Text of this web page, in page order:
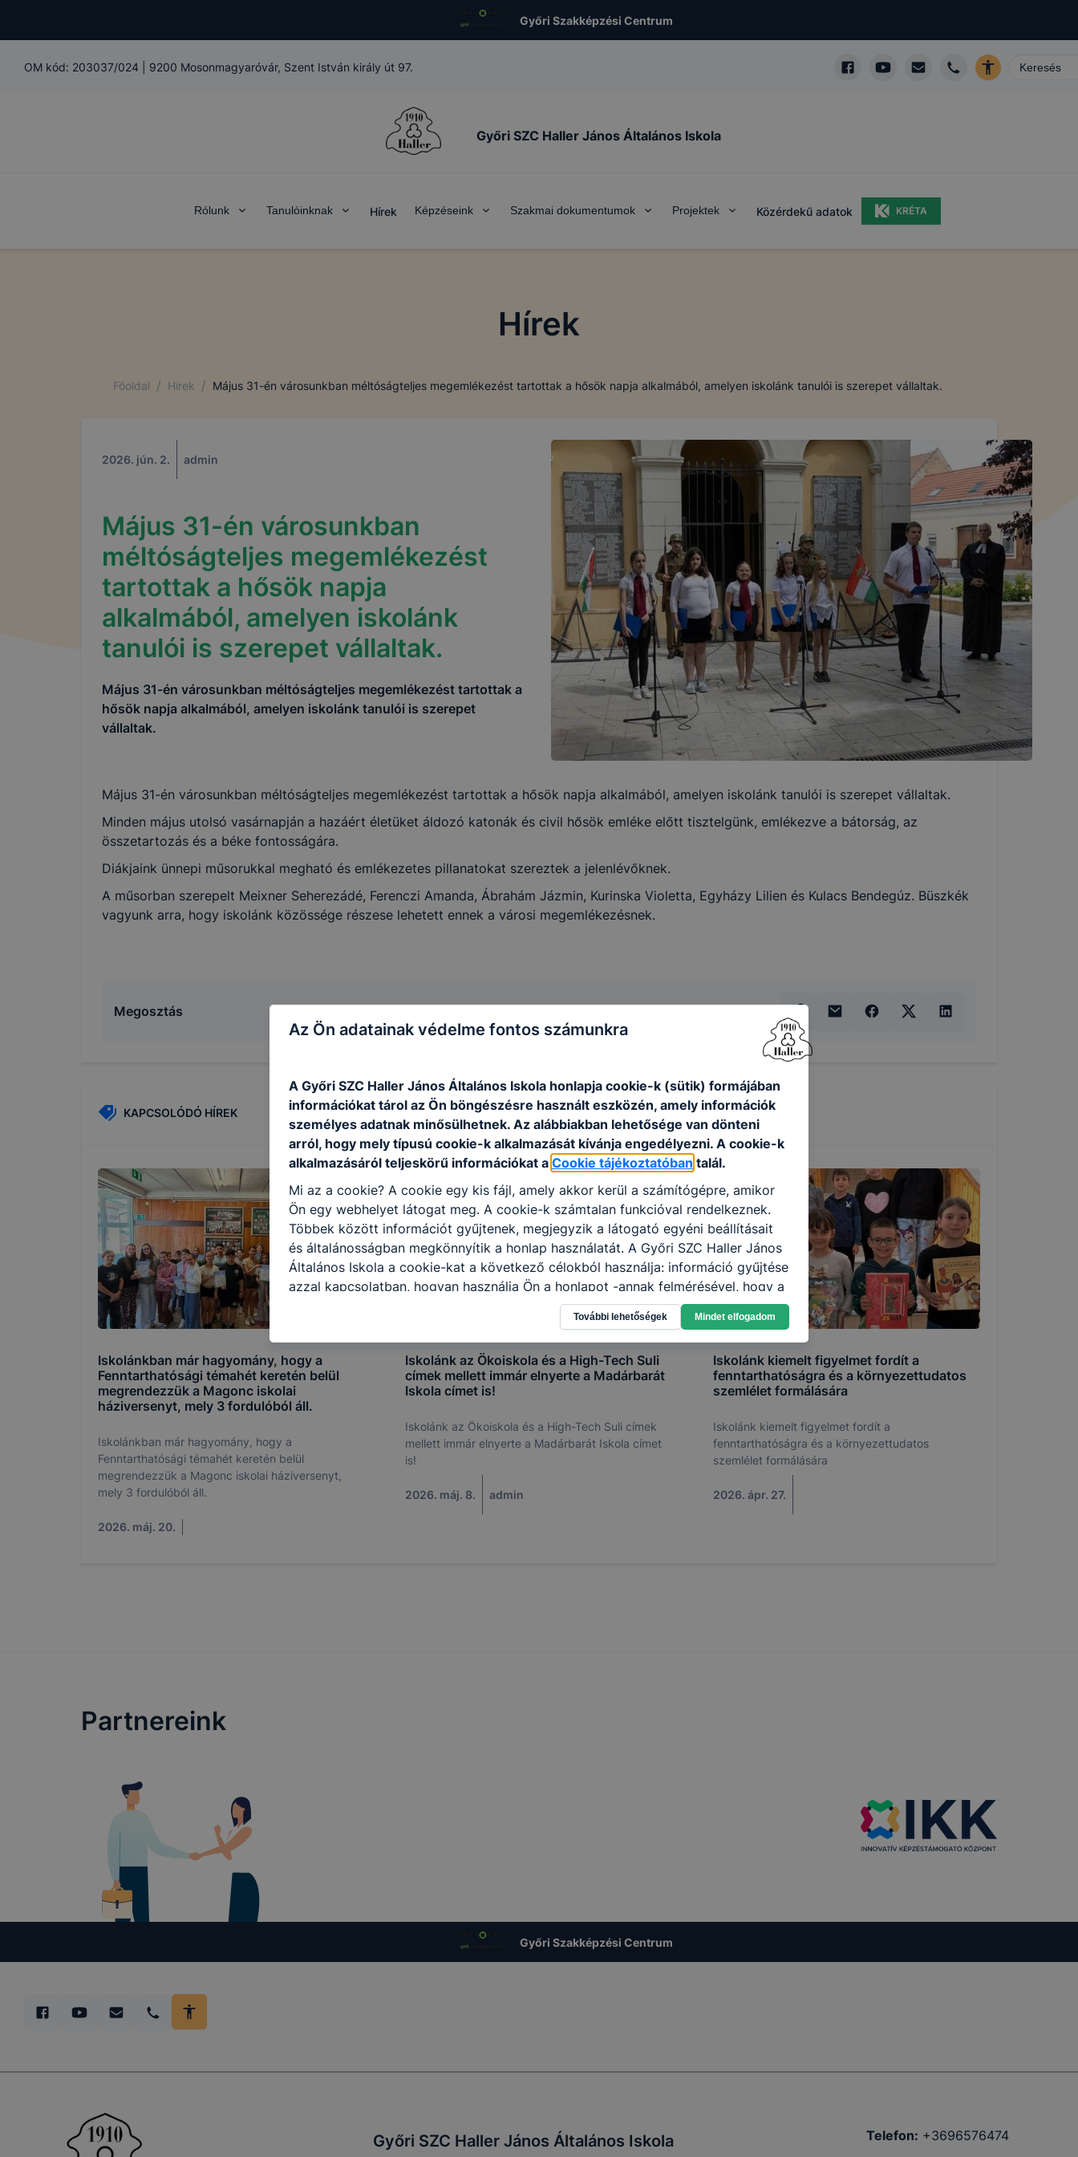
Győri Szakképzési Centrum
OM kód: 203037/024 9200 Mosonmagyaróvár, Szent István király út 97.
Győri SZC Haller János Általános Iskola
Rólunk Tanulóinknak Hírek Képzéseink Szakmai dokumentumok Projektek Közérdekű adatok KRÉTA
Hírek
Főoldal / Hírek / Május 31-én városunkban méltóságteljes megemlékezést tartottak a hősök napja alkalmából, amelyen iskolánk tanulói is szerepet vállaltak.
2026. jún. 2. admin
Május 31-én városunkban
méltóságteljes megemlékezést
tartottak a hősök napja
alkalmából, amelyen iskolánk
tanulói is szerepet vállaltak.
Május 31-én városunkban méltóságteljes megemlékezést tartottak a
hősök napja alkalmából, amelyen iskolánk tanulói is szerepet
vállaltak.
Május 31-én városunkban méltóságteljes megemlékezést tartottak a hősök napja alkalmából, amelyen iskolánk tanulói is szerepet vállaltak.
Minden május utolsó vasárnapján a hazáért életüket áldozó katonák és civil hősök emléke előtt tisztelgünk, emlékezve a bátorság, az
összetartozás és a béke fontosságára.
Diákjaink ünnepi műsorukkal megható és emlékezetes pillanatokat szereztek a jelenlévőknek.
A műsorban szerepelt Meixner Seherezádé, Ferenczi Amanda, Ábrahám Jázmin, Kurinska Violetta, Egyházy Lilien és Kulacs Bendegúz. Büszkék
vagyunk arra, hogy iskolánk közössége részese lehetett ennek a városi megemlékezésnek.
Megosztás
KAPCSOLÓDÓ HÍREK
Iskolánkban már hagyomány, hogy a
Fenntarthatósági témahét keretén belül
megrendezzük a Magonc iskolai
háziversenyt, mely 3 fordulóból áll.
Iskolánkban már hagyomány, hogy a
Fenntarthatósági témahét keretén belül
megrendezzük a Magonc iskolai háziversenyt,
mely 3 fordulóból áll.
2026. máj. 20.
Iskolánk az Ökoiskola és a High-Tech Suli
címek mellett immár elnyerte a Madárbarát
Iskola címet is!
Iskolánk az Ökoiskola és a High-Tech Suli címek
mellett immár elnyerte a Madárbarát Iskola címet
is!
2026. máj. 8. admin
Iskolánk kiemelt figyelmet fordít a
fenntarthatóságra és a környezettudatos
szemlélet formálására
Iskolánk kiemelt figyelmet fordít a
fenntarthatóságra és a környezettudatos
szemlélet formálására
2026. ápr. 27.
Partnereink
Győri Szakképzési Centrum
Győri SZC Haller János Általános Iskola Telefon: +3696576474
Az Ön adatainak védelme fontos számunkra
A Győri SZC Haller János Általános Iskola honlapja cookie-k (sütik) formájában
információkat tárol az Ön böngészésre használt eszközén, amely információk
személyes adatnak minősülhetnek. Az alábbiakban lehetősége van dönteni
arról, hogy mely típusú cookie-k alkalmazását kívánja engedélyezni. A cookie-k
alkalmazásáról teljeskörű információkat a Cookie tájékoztatóban talál.
Mi az a cookie? A cookie egy kis fájl, amely akkor kerül a számítógépre, amikor
Ön egy webhelyet látogat meg. A cookie-k számtalan funkcióval rendelkeznek.
Többek között információt gyűjtenek, megjegyzik a látogató egyéni beállításait
és általánosságban megkönnyítik a honlap használatát. A Győri SZC Haller János
Általános Iskola a cookie-kat a következő célokból használja: információ gyűjtése
azzal kapcsolatban, hogyan használja Ön a honlapot -annak felmérésével, hogy a
honlap melyik részeit látogatja, vagy használja leginkább, így megtudhatjuk,
hogyan biztosítsunk Önnek még jobb felhasználói élményt, ha ismét meglátogatja
oldalunkat, honlap fejlesztése. Hogyan ellenőrizheti és hogyan tudja kikapcsolni a
cookie-kat? Minden modern böngésző engedélyezi a cookie-k beállításának a
változtatását. A legtöbb böngésző alapértelmezettként automatikusan elfogadja
a cookie-kat, de ezek általában megváltoztathatók. Felhívjuk figyelmét, hogy
mivel a cookie-k célja honlapunk használhatóságának és folyamatainak
megkönnyítése vagy lehetővé tétele, a cookie-k alkalmazásának
megakadályozása vagy törlése által előfordulhat, hogy felhasználóink nem
lesznek képesek honlapunk funkcióinak teljes körű használatára, vagy a honlap a
tervezettől eltérően fog működni böngészőjében.
További lehetőségek Mindet elfogadom